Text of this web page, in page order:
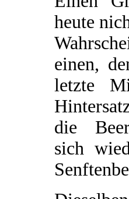
heute
einen,
letzte
die
sich